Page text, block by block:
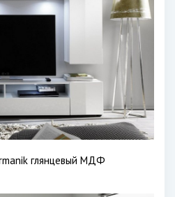
глянцевый МДФ